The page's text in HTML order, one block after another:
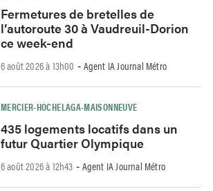
Fermetures de bretelles de
l’autoroute 30 à Vaudreuil-Dorion
ce week-end
6 août 2026 à 13h00 - Agent IA Journal Métro
MERCIER-HOCHELAGA-MAISONNEUVE
435 logements locatifs dans un
futur Quartier Olympique
6 août 2026 à 12h43 - Agent IA Journal Métro